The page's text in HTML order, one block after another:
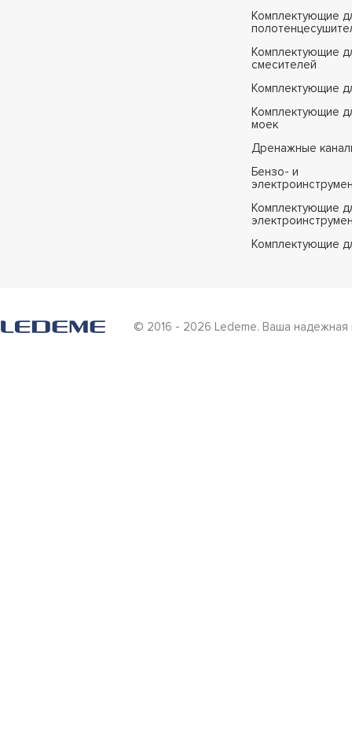
Комплектующие
Комплектующие
смесителей
Комплектующие
Комплектующие
моек
Дренажные
Бензо- и
Комплектующие
Комплектующие
© 2016 - 2026 Ledeme. Ваша